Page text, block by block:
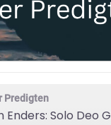
Predigten
Enders: Solo Deo